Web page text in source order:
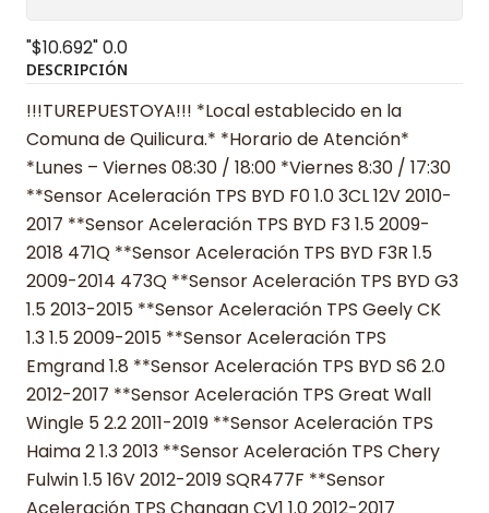
"$10.692"0.0
DESCRIPCIÓN
!!!TUREPUESTOYA!!! *Local establecido en la
Comuna de Quilicura.* *Horario de Atención*
*Lunes – Viernes 08:30 / 18:00 *Viernes 8:30 / 17:30
**Sensor Aceleración TPS BYD F0 1.0 3CL 12V 2010-
2017 **Sensor Aceleración TPS BYD F3 1.5 2009-
2018 471Q **Sensor Aceleración TPS BYD F3R 1.5
2009-2014 473Q **Sensor Aceleración TPS BYD G3
1.5 2013-2015 **Sensor Aceleración TPS Geely CK
1.3 1.5 2009-2015 **Sensor Aceleración TPS
Emgrand 1.8 **Sensor Aceleración TPS BYD S6 2.0
2012-2017 **Sensor Aceleración TPS Great Wall
Wingle 5 2.2 2011-2019 **Sensor Aceleración TPS
Haima 2 1.3 2013 **Sensor Aceleración TPS Chery
Fulwin 1.5 16V 2012-2019 SQR477F **Sensor
Aceleración TPS Changan CV1 1.0 2012-2017